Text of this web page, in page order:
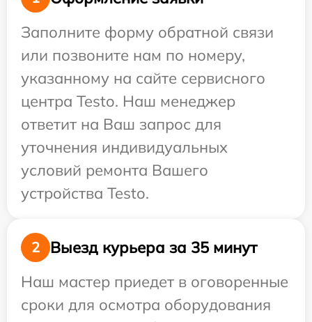
Заполните форму обратной связи
или позвоните нам по номеру,
указанному на сайте сервисного
центра Testo. Наш менеджер
ответит на Ваш запрос для
уточнения индивидуальных
условий ремонта Вашего
устройства Testo.
2
Выезд курьера за 35 минут
Наш мастер приедет в оговоренные
сроки для осмотра оборудования